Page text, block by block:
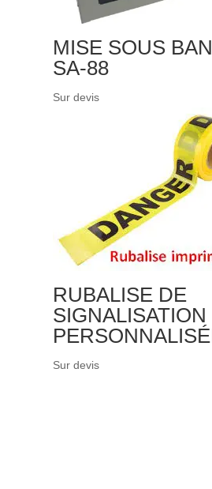
MISE SOUS
SA-88
Sur devis
RUBALISE DE
SIGNALISATION
Sur devis